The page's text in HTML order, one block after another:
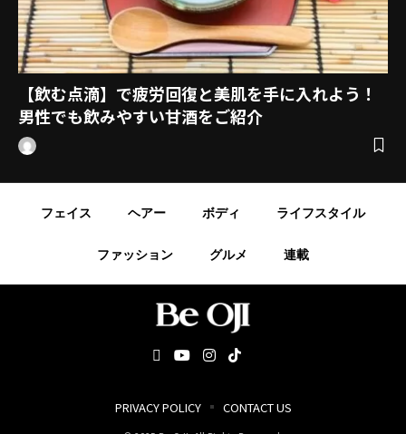
【飲む点滴】で疲労回復と美肌を手に入れよう！
男性でも飲みやすい甘酒をご紹介
フェイス ヘアー ボディ ライフスタイル
ファッション グルメ 連載
PRIVACY POLICY CONTACT US